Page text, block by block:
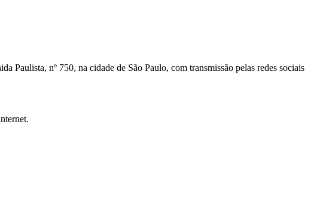
Paulista, nº 750, na cidade de São Paulo, com transmissão pelas redes sociais